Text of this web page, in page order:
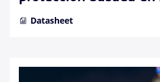
Datasheet